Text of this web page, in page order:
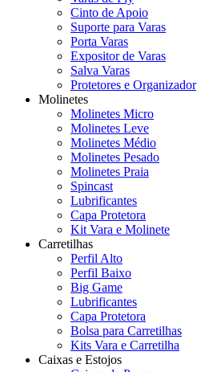
Cinto de Apoio
Suporte para Varas
Porta Varas
Expositor de Varas
Salva Varas
Protetores e Organizador
Molinetes
Molinetes Micro
Molinetes Leve
Molinetes Médio
Molinetes Pesado
Molinetes Praia
Spincast
Lubrificantes
Capa Protetora
Kit Vara e Molinete
Carretilhas
Perfil Alto
Perfil Baixo
Big Game
Lubrificantes
Capa Protetora
Bolsa para Carretilhas
Kits Vara e Carretilha
Caixas e Estojos